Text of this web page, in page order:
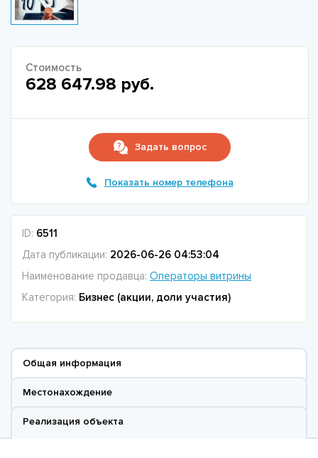
Стоимость
628 647.98 руб.
Задать вопрос
Показать номер телефона
ID: 6511
Дата публикации: 2026-06-26 04:53:04
Наименование продавца: Операторы витрины
Категория: Бизнес (акции, доли участия)
Общая информация
Местонахождение
Реализация объекта